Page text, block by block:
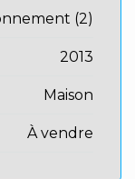
(2)
2013
Maison
À vendre